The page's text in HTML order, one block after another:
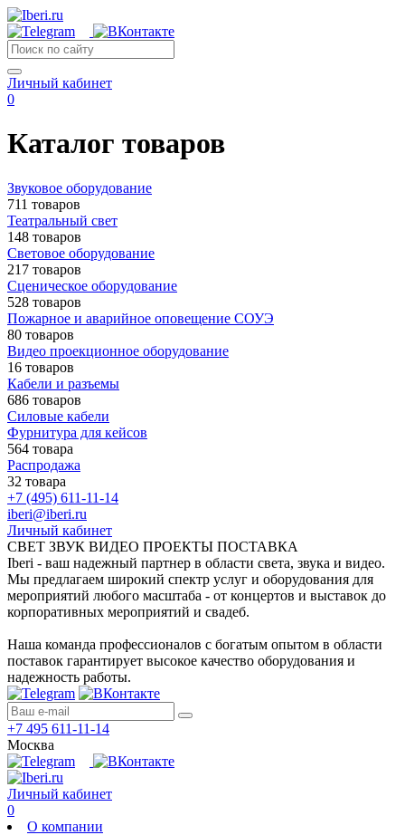
Личный кабинет
0
Каталог товаров
Звуковое оборудование
711 товаров
Театральный свет
148 товаров
Световое оборудование
217 товаров
Сценическое оборудование
528 товаров
Пожарное и аварийное оповещение СОУЭ
80 товаров
Видео проекционное оборудование
16 товаров
Кабели и разъемы
686 товаров
Силовые кабели
Фурнитура для кейсов
564 товара
Распродажа
32 товара
+7 (495) 611-11-14
iberi@iberi.ru
Личный кабинет
СВЕТ ЗВУК ВИДЕО ПРОЕКТЫ ПОСТАВКА
Iberi - ваш надежный партнер в области света, звука и видео.
Мы предлагаем широкий спектр услуг и оборудования для
мероприятий любого масштаба - от концертов и выставок до
корпоративных мероприятий и свадеб.
Наша команда профессионалов с богатым опытом в области
поставок гарантирует высокое качество оборудования и
надежность работы.
+7 495 611-11-14
Москва
Личный кабинет
0
О компании